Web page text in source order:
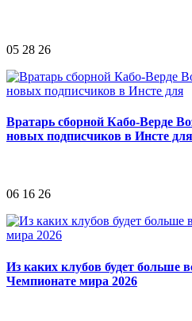
05 28 26
Вратарь сборной Кабо-Верде
новых подписчиков в Инсте
06 16 26
Из каких клубов будет больше
Чемпионате мира 2026